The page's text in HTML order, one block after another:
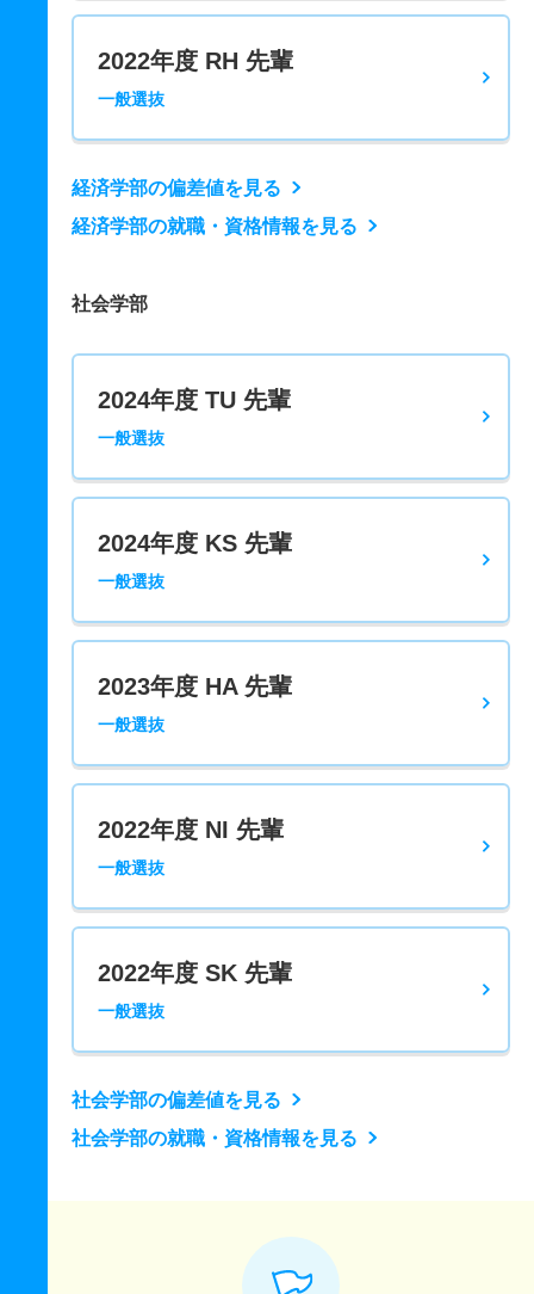
2022年度 RH 先輩
一般選抜
経済学部の偏差値を見る
経済学部の就職・資格情報を見る
社会学部
2024年度 TU 先輩
一般選抜
2024年度 KS 先輩
一般選抜
2023年度 HA 先輩
一般選抜
2022年度 NI 先輩
一般選抜
2022年度 SK 先輩
一般選抜
社会学部の偏差値を見る
社会学部の就職・資格情報を見る